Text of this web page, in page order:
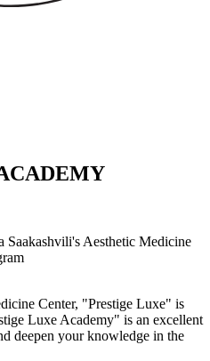
Aesthetic Medicine
Center, "Prestige Luxe" is
Luxe Academy" is an excellent
deepen your knowledge in the